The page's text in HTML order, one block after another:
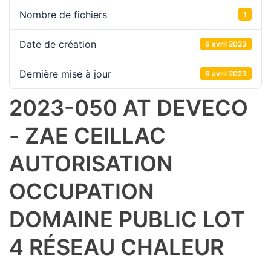
Nombre de fichiers 1
Date de création 6 avril 2023
Dernière mise à jour 6 avril 2023
2023-050 AT DEVECO
- ZAE CEILLAC
AUTORISATION
OCCUPATION
DOMAINE PUBLIC LOT
4 RÉSEAU CHALEUR